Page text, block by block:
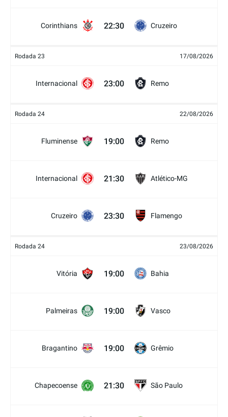
Corinthians 22:30 Cruzeiro
Rodada 23 17/08/2026
Internacional 23:00 Remo
Rodada 24 22/08/2026
Fluminense 19:00 Remo
Internacional 21:30 Atlético-MG
Cruzeiro 23:30 Flamengo
Rodada 24 23/08/2026
Vitória 19:00 Bahia
Palmeiras 19:00 Vasco
Bragantino 19:00 Grêmio
Chapecoense 21:30 São Paulo